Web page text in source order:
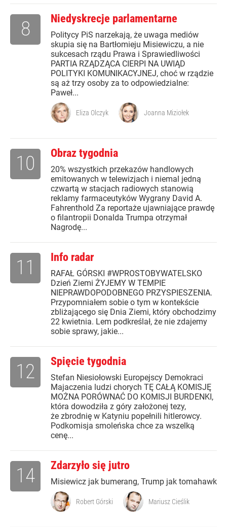
Niedyskrecje parlamentarne
Politycy PiS narzekają, że uwaga mediów
skupia się na Bartłomieju Misiewiczu, a nie
sukcesach rządu Prawa i Sprawiedliwości
PARTIA RZĄDZĄCA CIERPI NA UWIĄD
POLITYKI KOMUNIKACYJNEJ, choć w rządzie
są aż trzy osoby za to odpowiedzialne:
Paweł...
8
Eliza Olczyk Joanna Miziołek
Obraz tygodnia
20% wszystkich przekazów handlowych
emitowanych w telewizjach i niemal jedną
czwartą w stacjach radiowych stanowią
reklamy farmaceutyków Wygrany David A.
Fahrenthold Za reportaże ujawniające prawdę
o filantropii Donalda Trumpa otrzymał
Nagrodę...
10
Info radar
RAFAŁ GÓRSKI #WPROSTOBYWATELSKO
Dzień Ziemi ŻYJEMY W TEMPIE
NIEPRAWDOPODOBNEGO PRZYSPIESZENIA.
Przypomniałem sobie o tym w kontekście
zbliżającego się Dnia Ziemi, który obchodzimy
22 kwietnia. Lem podkreślał, że nie zdajemy
sobie sprawy, jakie...
11
Spięcie tygodnia
Stefan Niesiołowski Europejscy Demokraci
Majaczenia ludzi chorych TĘ CAŁĄ KOMISJĘ
MOŻNA PORÓWNAĆ DO KOMISJI BURDENKI,
która dowodziła z góry założonej tezy,
że zbrodnię w Katyniu popełnili hitlerowcy.
Podkomisja smoleńska chce za wszelką
cenę...
12
Zdarzyło się jutro
Misiewicz jak bumerang, Trump jak tomahawk
14
Robert Górski Mariusz Cieślik